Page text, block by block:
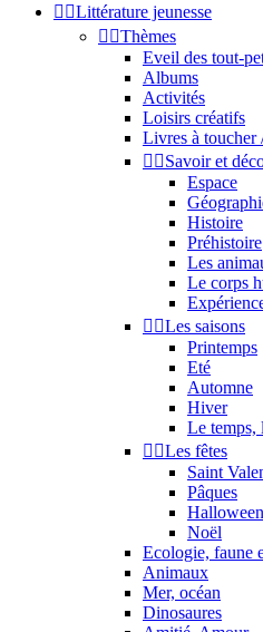
 Littérature jeunesse
 Thèmes
Eveil des tout-
Albums
Activités
Loisirs créatifs
Livres à toucher
 Savoir et
Espace
Histoire
Préhistoire
Les
Le corps
 Les saisons
Printemps
Eté
Automne
Hiver
Le temps,
 Les fêtes
Saint
Pâques
Halloween
Noël
Ecologie, faune
Animaux
Mer, océan
Dinosaures